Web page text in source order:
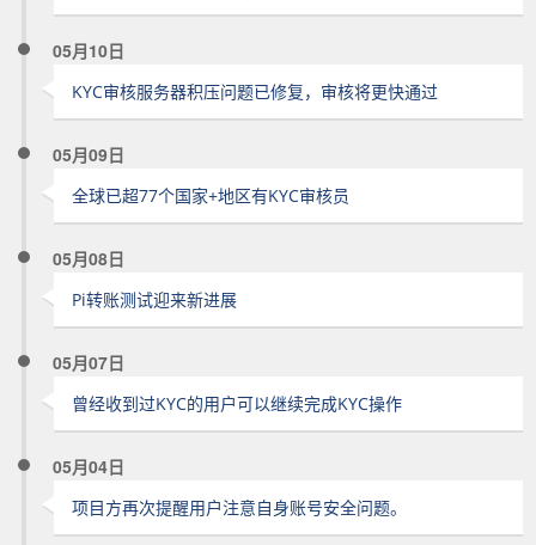
05月10日
KYC审核服务器积压问题已修复，审核将更快通过
05月09日
全球已超77个国家+地区有KYC审核员
05月08日
Pi转账测试迎来新进展
05月07日
曾经收到过KYC的用户可以继续完成KYC操作
05月04日
项目方再次提醒用户注意自身账号安全问题。